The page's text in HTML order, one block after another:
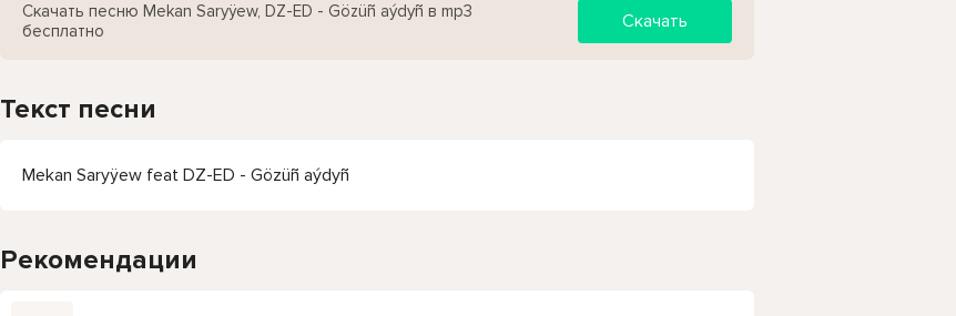
Скачать песню Mekan Saryÿew, DZ-ED - Gözüñ aýdyñ в mp3
бесплатно
Скачать
Текст песни
Mekan Saryÿew feat DZ-ED - Gözüñ aýdyñ
Рекомендации